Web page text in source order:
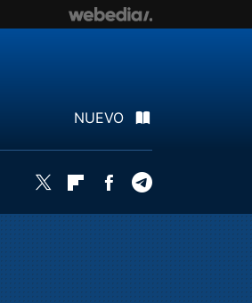
NUEVO
Twitter FlipboardFacebook